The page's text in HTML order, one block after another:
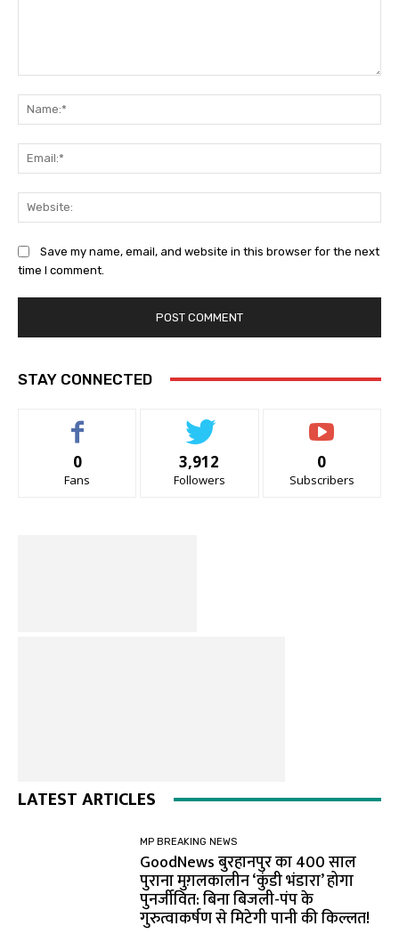
Save my name, email, and website in this browser for the next
time I comment.
STAY CONNECTED
0
Fans
3,912
Followers
0
Subscribers
LATEST ARTICLES
MP BREAKING NEWS
GoodNews बुरहानपुर का 400 साल
पुराना मुग़लकालीन ‘कुंडी भंडारा’ होगा
पुनर्जीवित: बिना बिजली-पंप के
गुरुत्वाकर्षण से मिटेगी पानी की किल्लत!